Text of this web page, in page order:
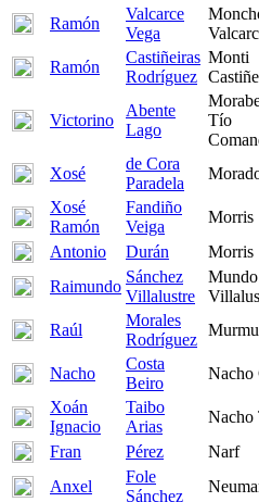
Ramón
Valcarce
Vega
Ramón
Castiñeiras
Rodríguez
Monti
Victorino
Abente
Lago
Tío
Xosé
de Cora
Paradela
Xosé
Ramón
Fandiño
Veiga
Morris
Antonio
Durán Morris
Raimundo
Sánchez
Villalustre
Mundo
Raúl
Morales
Rodríguez
Nacho
Costa
Beiro
Nacho
Xoán
Ignacio
Taibo
Arias
Nacho
Fran
Pérez Narf
Anxel
Fole
Sánchez